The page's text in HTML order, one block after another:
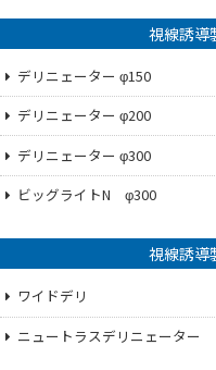
視線誘導
デリニェーター φ150
デリニェーター φ200
デリニェーター φ300
ビッグライトN φ300
視線誘導
ワイドデリ
ニュートラスデリニェーター